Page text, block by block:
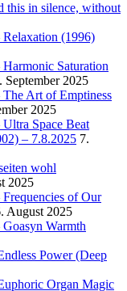
this in silence, without
Relaxation (1996)
Saturation
September 2025
The Art of Emptiness
2025
Space Beat
– 7.8.2025 7.
wohl
2025
of Our
August 2025
Warmth
Power (Deep
Organ Magic